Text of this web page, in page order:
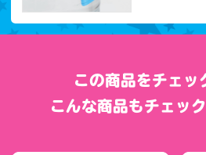
この商品をチェッ
こんな商品もチェッ